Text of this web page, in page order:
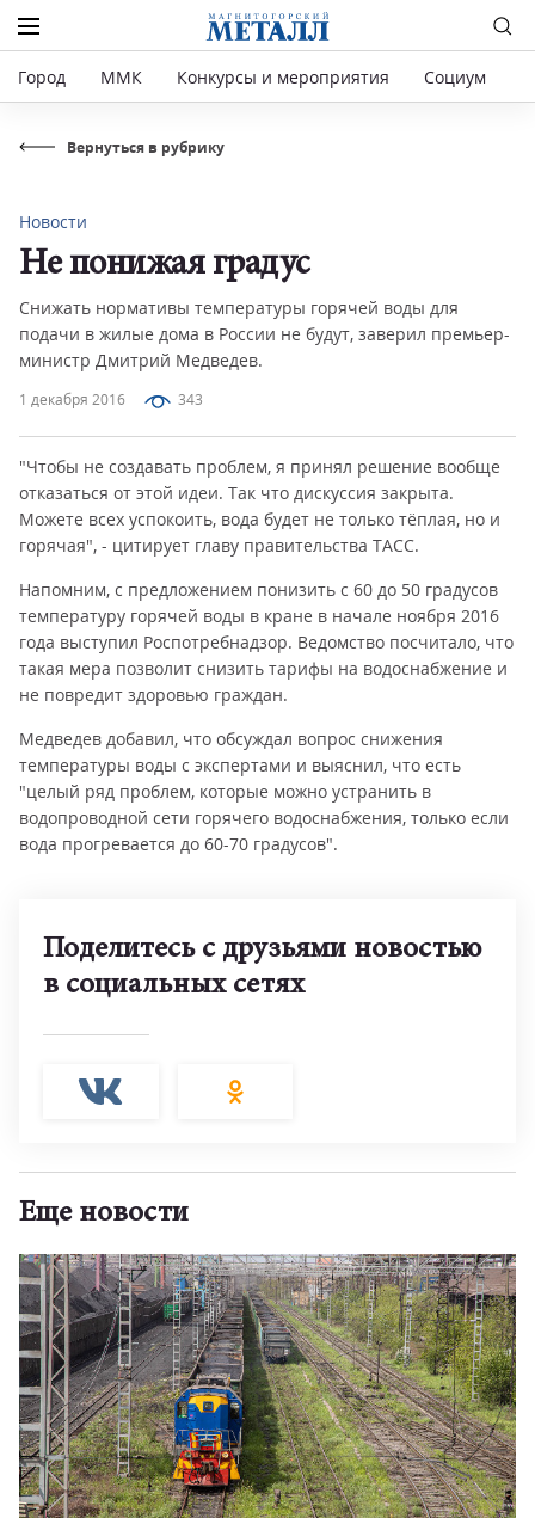
Город ММК Конкурсы и мероприятия Социум
Вернуться в рубрику
1 декабря 2016 343
Новости
Не понижая градус
Снижать нормативы температуры горячей воды для
подачи в жилые дома в России не будут, заверил премьер-
министр Дмитрий Медведев.
"Чтобы не создавать проблем, я принял решение вообще
отказаться от этой идеи. Так что дискуссия закрыта.
Можете всех успокоить, вода будет не только тёплая, но и
горячая", - цитирует главу правительства ТАСС.
Напомним, с предложением понизить с 60 до 50 градусов
температуру горячей воды в кране в начале ноября 2016
года выступил Роспотребнадзор. Ведомство посчитало, что
такая мера позволит снизить тарифы на водоснабжение и
не повредит здоровью граждан.
Медведев добавил, что обсуждал вопрос снижения
температуры воды с экспертами и выяснил, что есть
"целый ряд проблем, которые можно устранить в
водопроводной сети горячего водоснабжения, только если
вода прогревается до 60-70 градусов".
Поделитесь с друзьями новостью
в социальных сетях
Еще новости